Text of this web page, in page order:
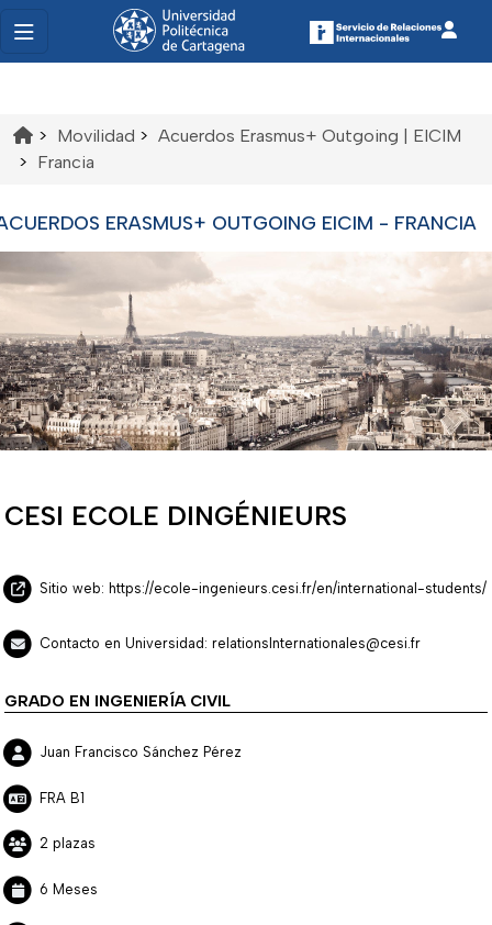
> Movilidad > Acuerdos Erasmus+ Outgoing | EICIM
> Francia
ERASMUS+ OUTGOING EICIM - FRANCIA
CESI ECOLE DINGÉNIEURS
Sitio web: https://ecole-ingenieurs.cesi.fr/en/international-students/
Contacto en Universidad: relationsInternationales@cesi.fr
GRADO EN INGENIERÍA CIVIL
Juan Francisco Sánchez Pérez
FRA B1
2 plazas
6 Meses